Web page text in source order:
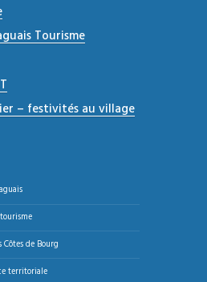
Tourisme
– festivités au village
de Bourg
territoriale